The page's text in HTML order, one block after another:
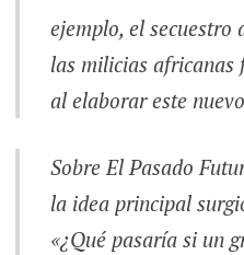
ejemplo, el secuestro
las milicias africanas
al elaborar este
SobreEl Pasado
la idea principal
«¿Qué pasaría si un